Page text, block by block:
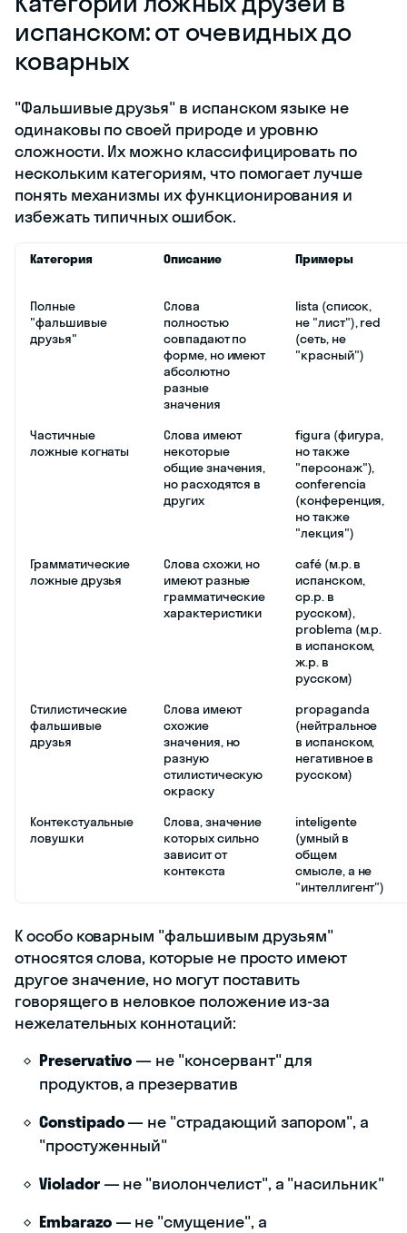
испанском: от очевидных до
коварных
"Фальшивые друзья" в испанском языке не
одинаковы по своей природе и уровню
сложности. Их можно классифицировать по
нескольким категориям, что помогает лучше
понять механизмы их функционирования и
избежать типичных ошибок.
Категория Описание Примеры
Полные
"фальшивые
друзья"
Слова
полностью
совпадают по
форме, но имеют
абсолютно
разные
значения
lista (список,
не "лист"), red
(сеть, не
"красный")
Частичные
ложные когнаты
Слова имеют
некоторые
общие значения,
но расходятся в
других
figura (фигура,
но также
"персонаж"),
conferencia
(конференция,
но также
"лекция")
Грамматические
ложные друзья
Слова схожи, но
имеют разные
грамматические
характеристики
café (м.р. в
испанском,
ср.р. в
русском),
problema (м.р.
в испанском,
ж.р. в
русском)
Стилистические
фальшивые
друзья
Слова имеют
схожие
значения, но
разную
стилистическую
окраску
propaganda
(нейтральное
в испанском,
негативное в
русском)
Контекстуальные
ловушки
Слова, значение
которых сильно
зависит от
контекста
inteligente
(умный в
общем
смысле, а не
"интеллигент")
К особо коварным "фальшивым друзьям"
относятся слова, которые не просто имеют
другое значение, но могут поставить
говорящего в неловкое положение из-за
нежелательных коннотаций:
Preservativo— не "консервант" для
продуктов, а презерватив
Constipado— не "страдающий запором", а
"простуженный"
Violador— не "виолончелист", а "насильник"
Embarazo— не "смущение", а